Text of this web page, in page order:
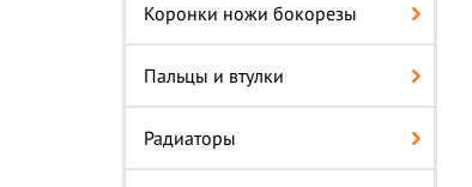
Коронки ножи бокорезы
Пальцы и втулки
Радиаторы